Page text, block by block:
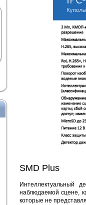
4PIN(п)/2RCA(м)+DJK-11(п)
SMD Plus
Интеллектуальный
наблюдаемой сцене,
которые не